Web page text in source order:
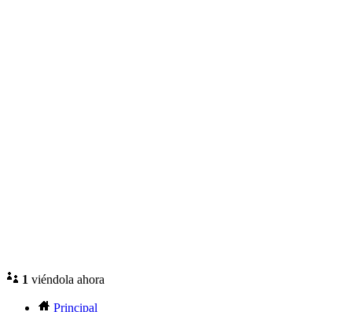
1 viéndola ahora
Principal